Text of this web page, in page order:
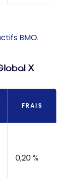
BMO.
X
FRAIS
0,20 %